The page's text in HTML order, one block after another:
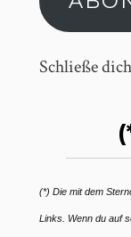
Schließe
(*) Die mit dem
Links. Wenn du auf